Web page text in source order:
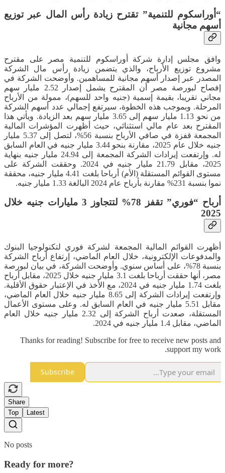
“أوراسكوم للتنمية” تقترح زيادة رأس المال عبر توزيع
أسهم مجانية
وافق مجلس إدارة شركة أوراسكوم للتنمية مصر على مقترح
مشروع توزيع الأرباح، والذي يتضمن زيادة رأس مال الشركة
المصدر عبر إصدار أسهم مجانية للمساهمين. وأوضحت الشركة في
إفصاح لبورصة مصر أن المقترح يشمل إصدار 2.52 مليار سهم
مجاني تقريبا، بقيمة إسمية (جنيه واحد للسهم)، ممولة من الأرباح
المرحلة. وبموجب هذه الخطوة، سيرتفع إجمالي عدد أسهم الشركة
من نحو 1.13 مليار سهم إلى 3.65 مليار سهم بعد الزيادة. ويأتي هذا
المقترح بعد عام مالي استثنائي، حيث أظهرت المؤشرات المالية
المجمعة قفزة في صافي الأرباح بنسبة 56%، لتصل إلى 5.37 مليار
جنيه خلال عام 2025، مقارنة بنحو 3.44 مليار جنيه في العام السابق
له. وإرتفعت إيرادات الشركة المجمعة إلى 24.94 مليار جنيه بنهاية
2025، مقابل 21.79 مليار جنيه في 2024. وحققت الشركة على
مستوى القوائم المستقلة (الأم) أرباحا بلغت 4.41 مليار جنيه، محققة
نموا بنسبة 231% مقارنة بأرباح عام 2024 البالغة 1.33 مليار جنيه.
أرباح “فوري” تقفز 78% لتتجاوز 3 مليارات جنيه خلال
2025
أظهرت القوائم المالية المجمعة لشركة فوري لتكنولوجيا البنوك
والمدفوعات الإلكترونية، خلال العام الماضي، إرتفاع أرباح الشركة
بنسبة 78%، على أساس سنوي. وأوضحت الشركة، في بيان لبورصة
مصر، أنها حققت أرباحا بلغت 3.1 مليار جنيه خلال 2025، مقابل أرباح
بلغت 1.74 مليار جنيه في 2024، مع الأخذ في الإعتبار حقوق الأقلية.
وإرتفعت إيرادات الشركة إلى 8.65 مليار جنيه خلال العام الماضي،
مقابل 5.51 مليار جنيه في العام السابق له. وعلى مستوى الأعمال
المستقلة، صعدت أرباح الشركة إلى 2.32 مليار جنيه خلال العام
الماضي، مقابل 1.4 مليار جنيه في 2024.
Thanks for reading! Subscribe for free to receive new posts and
support my work.
Subscribe
Share
Top
Latest
No posts
Ready for more?